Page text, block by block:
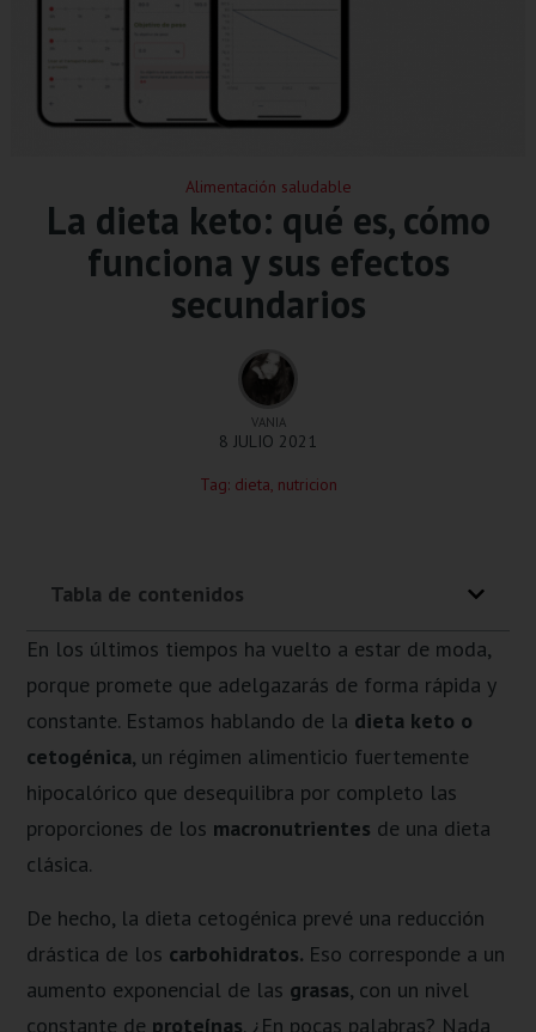
Alimentación saludable
La dieta keto: qué es, cómo
funciona y sus efectos
secundarios
VANIA
8 JULIO 2021
Tag: dieta, nutricion
Tabla de contenidos
En los últimos tiempos ha vuelto a estar de moda,
porque promete que adelgazarás de forma rápida y
constante. Estamos hablando de la dieta keto o
cetogénica, un régimen alimenticio fuertemente
hipocalórico que desequilibra por completo las
proporciones de los macronutrientes de una dieta
clásica.
De hecho, la dieta cetogénica prevé una reducción
drástica de los carbohidratos. Eso corresponde a un
aumento exponencial de las grasas, con un nivel
constante de proteínas. ¿En pocas palabras? Nada